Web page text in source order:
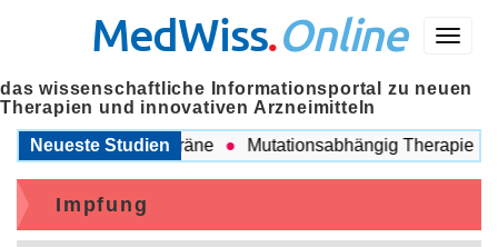
Menü
MedWiss.Online
das wissenschaftliche Informationsportal zu neuen
Therapien und innovativen Arzneimitteln
Neueste Studien
COPD und Migräne Mutationsabhängig Therapie
Impfung